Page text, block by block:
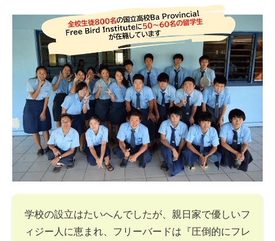
学校の設立はたいへんでしたが、親日家で優しいフ
ィジー人に恵まれ、フリーバードは『圧倒的にフレ